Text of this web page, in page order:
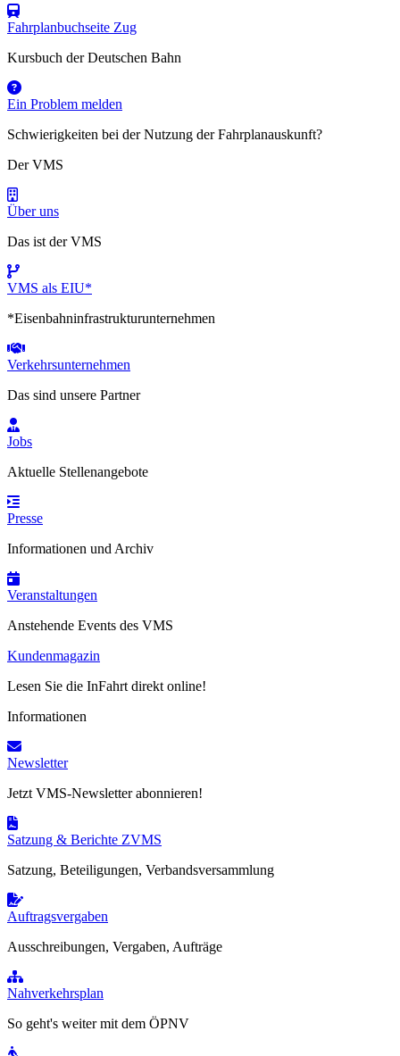
Fahrplanbuchseite Zug
Kursbuch der Deutschen Bahn
Ein Problem melden
Schwierigkeiten bei der Nutzung der Fahrplanauskunft?
Der VMS
Über uns
Das ist der VMS
VMS als EIU*
*Eisenbahninfrastrukturunternehmen
Verkehrsunternehmen
Das sind unsere Partner
Jobs
Aktuelle Stellenangebote
Presse
Informationen und Archiv
Veranstaltungen
Anstehende Events des VMS
Kundenmagazin
Lesen Sie die InFahrt direkt online!
Informationen
Newsletter
Jetzt VMS-Newsletter abonnieren!
Satzung & Berichte ZVMS
Satzung, Beteiligungen, Verbandsversammlung
Auftragsvergaben
Ausschreibungen, Vergaben, Aufträge
Nahverkehrsplan
So geht's weiter mit dem ÖPNV